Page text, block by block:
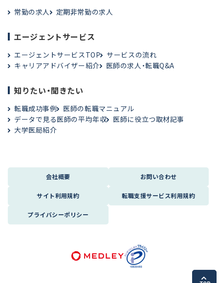
常勤の求人 定期非常勤の求人
エージェントサービス
エージェントサービスTOP
サービスの流れ
キャリアアドバイザー紹介
医師の求人・転職Q&A
知りたい・聞きたい
転職成功事例
医師の転職マニュアル
データで見る医師の平均年収
医師に役立つ取材記事
大学医局紹介
会社概要 お問い合わせ
サイト利用規約 転職支援サービス利用規約
プライバシーポリシー